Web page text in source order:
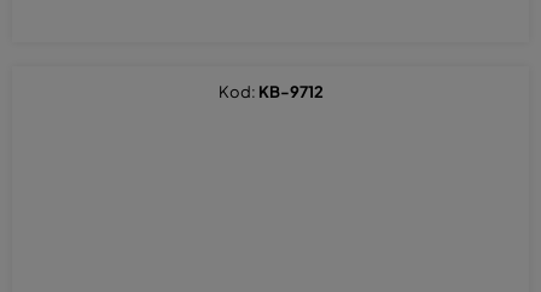
Kod: KB-9712